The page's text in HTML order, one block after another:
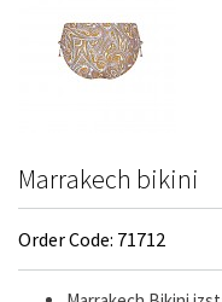
Marrakech bikini
Order Code: 71712